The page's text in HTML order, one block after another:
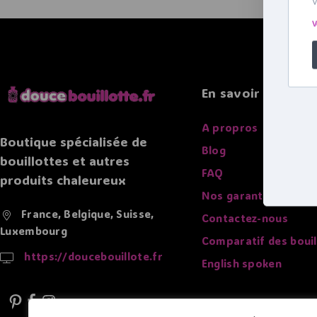
Ondes
Bouillotte sans parfum
Boutique spécialisée de
bouillottes et autres
produits chaleureux
France, Belgique, Suisse,
Luxembourg
https://doucebouillote.fr
En savoir plus
A propros
Blog
FAQ
Nos garanties
Contactez-nous
Comparatif des
English spoken